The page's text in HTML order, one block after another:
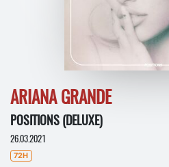
ARIANA GRANDE
POSITIONS (DELUXE)
26.03.2021
72H